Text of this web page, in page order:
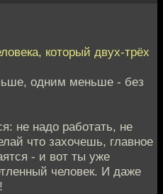
который двух-трёх
одним меньше - без
не надо работать, не
что захочешь, главное
- и вот ты уже
человек. И даже